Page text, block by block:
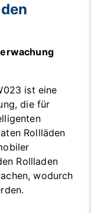
ist eine
die für
Rollläden
Rollladen
wodurch